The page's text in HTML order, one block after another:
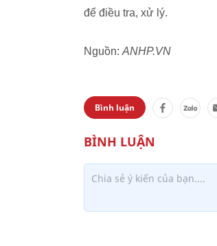
để điều tra, xử lý.
Nguồn: ANHP.VN
Bình luận